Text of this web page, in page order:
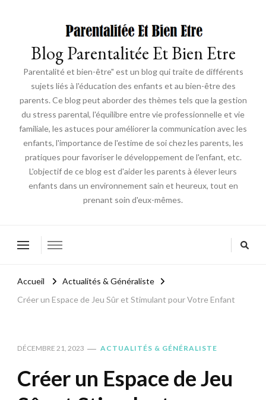
Blog Parentalitée Et Bien Etre
Parentalité et bien-être" est un blog qui traite de différents
sujets liés à l'éducation des enfants et au bien-être des
parents. Ce blog peut aborder des thèmes tels que la gestion
du stress parental, l'équilibre entre vie professionnelle et vie
familiale, les astuces pour améliorer la communication avec les
enfants, l'importance de l'estime de soi chez les parents, les
pratiques pour favoriser le développement de l'enfant, etc.
L'objectif de ce blog est d'aider les parents à élever leurs
enfants dans un environnement sain et heureux, tout en
prenant soin d'eux-mêmes.
Accueil
Actualités & Généraliste
Créer un Espace de Jeu Sûr et Stimulant pour Votre Enfant
DÉCEMBRE 21, 2023 ACTUALITÉS & GÉNÉRALISTE
Créer un Espace de Jeu